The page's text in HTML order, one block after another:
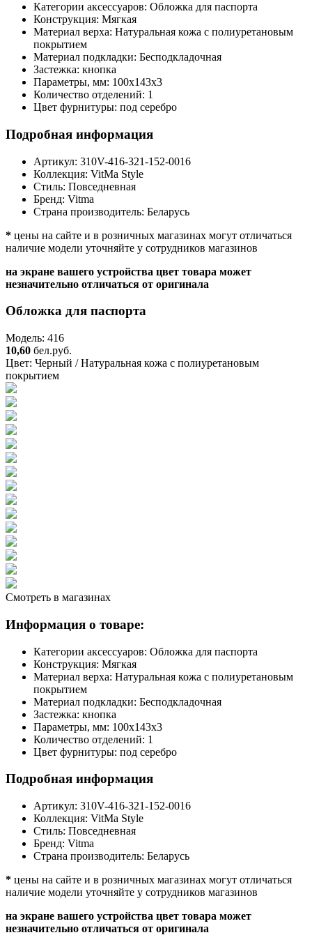
Категории аксессуаров: Обложка для паспорта
Конструкция: Мягкая
Материал верха: Натуральная кожа с полиуретановым
покрытием
Материал подкладки: Бесподкладочная
Застежка: кнопка
Параметры, мм: 100х143х3
Количество отделений: 1
Цвет фурнитуры: под серебро
Подробная информация
Артикул: 310V-416-321-152-0016
Коллекция: VitMa Style
Стиль: Повседневная
Бренд: Vitma
Страна производитель: Беларусь
* цены на сайте и в розничных магазинах могут отличаться
наличие модели уточняйте у сотрудников магазинов
на экране вашего устройства цвет товара может
незначительно отличаться от оригинала
Обложка для паспорта
Модель: 416
10,60 бел.руб.
Цвет: Черный / Натуральная кожа с полиуретановым
покрытием
Смотреть в магазинах
Информация о товаре:
Категории аксессуаров: Обложка для паспорта
Конструкция: Мягкая
Материал верха: Натуральная кожа с полиуретановым
покрытием
Материал подкладки: Бесподкладочная
Застежка: кнопка
Параметры, мм: 100х143х3
Количество отделений: 1
Цвет фурнитуры: под серебро
Подробная информация
Артикул: 310V-416-321-152-0016
Коллекция: VitMa Style
Стиль: Повседневная
Бренд: Vitma
Страна производитель: Беларусь
* цены на сайте и в розничных магазинах могут отличаться
наличие модели уточняйте у сотрудников магазинов
на экране вашего устройства цвет товара может
незначительно отличаться от оригинала